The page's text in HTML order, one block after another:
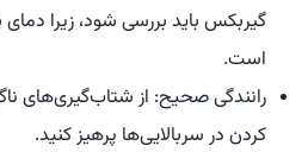
گیربکس باید بررسی شود، زیرا دمای
است.
رانندگی صحیح: از شتاب‌گیری‌های
کردن در سربالایی‌ها پرهیز کنید.